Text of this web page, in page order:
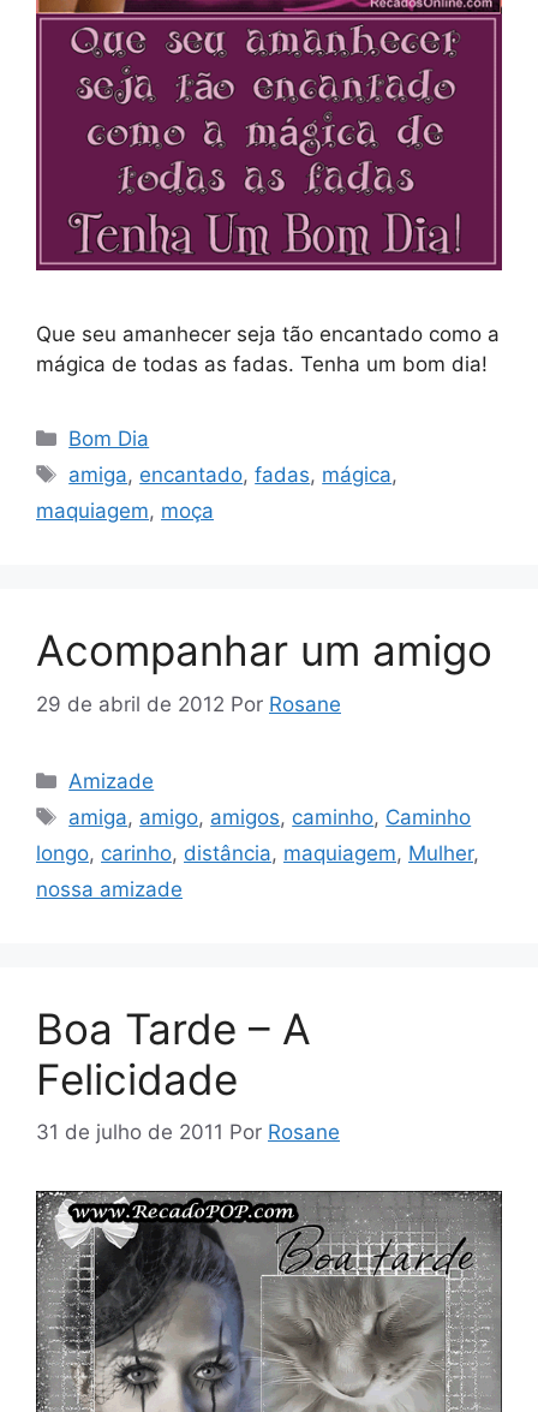
Que seu amanhecer seja tão encantado como a
mágica de todas as fadas. Tenha um bom dia!
Categorias
Bom Dia
Tags
amiga, encantado,fadas, mágica,
maquiagem, moça
Acompanhar um amigo
29 de abril de 2012 Por Rosane
Categorias
Amizade
Tags
amiga, amigo, amigos, caminho, Caminho
longo, carinho, distância, maquiagem, Mulher,
nossa amizade
Boa Tarde – A
Felicidade
31 de julho de 2011 Por Rosane